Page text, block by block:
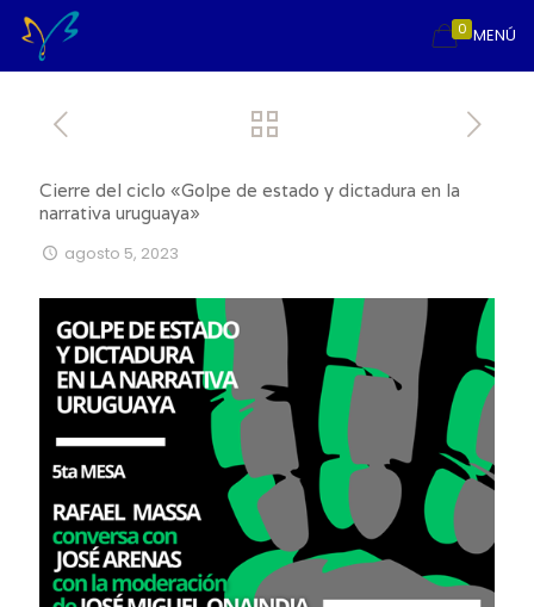
MENÚ
0
Cierre del ciclo «Golpe de estado y dictadura en la
narrativa uruguaya»
agosto 5, 2023